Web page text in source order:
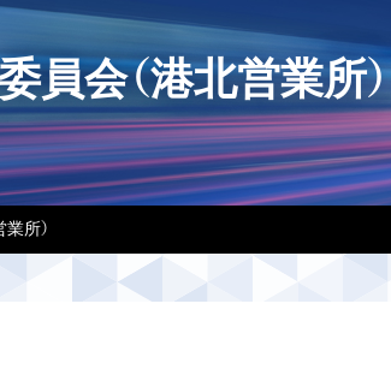
員会（港北営業所）
所）